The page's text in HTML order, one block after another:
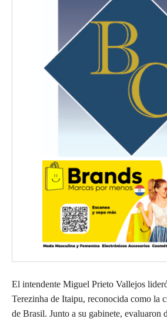
El intendente Miguel Prieto Vallejos
Terezinha de Itaipu, reconocida como la
de Brasil. Junto a su gabinete, evaluaron